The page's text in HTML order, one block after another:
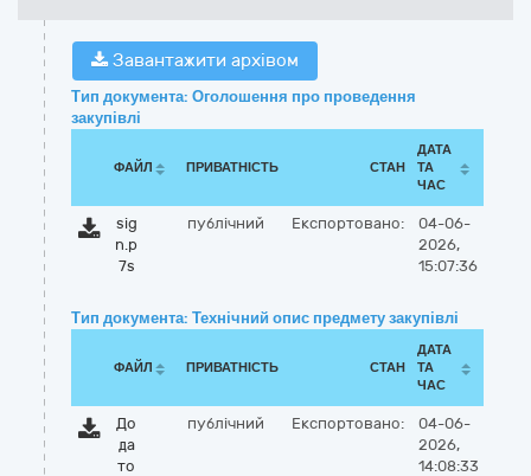
Завантажити архівом
Тип документа: Оголошення про проведення
закупівлі
ФАЙЛ ПРИВАТНІСТЬ СТАН
ДАТА
ТА
ЧАС
sig
n.p
7s
публічний Експортовано:
04-06-
2026,
15:07:36
Тип документа: Технічний опис предмету закупівлі
ФАЙЛ ПРИВАТНІСТЬ СТАН
ДАТА
ТА
ЧАС
До
да
то
публічний Експортовано:
04-06-
2026,
14:08:33